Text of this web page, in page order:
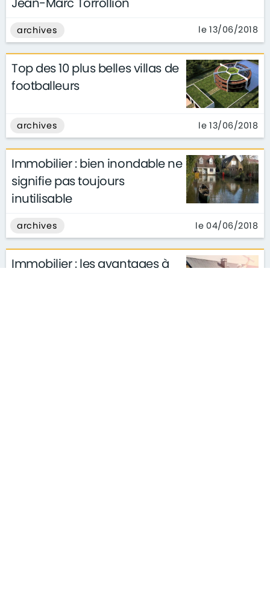
archives le 13/06/2018
Top des 10 plus belles villas de
footballeurs
archives le 13/06/2018
Immobilier : bien inondable ne
signifie pas toujours
inutilisable
archives le 04/06/2018
Immobilier : les avantages à